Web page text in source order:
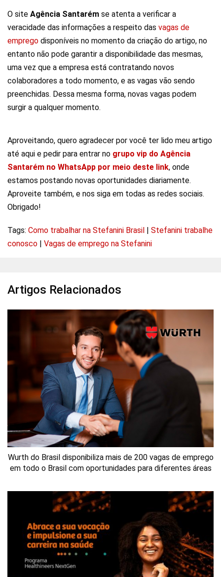
O site Agência Santarém se atenta a verificar a
veracidade das informações a respeito das vagas de
emprego disponíveis no momento da criação do artigo, no
entanto não pode garantir a disponibilidade das mesmas,
uma vez que a empresa está contratando novos
colaboradores a todo momento, e as vagas vão sendo
preenchidas. Dessa mesma forma, novas vagas podem
surgir a qualquer momento.
Aproveitando, quero agradecer por você ter lido meu artigo
até aqui e pedir para entrar no grupo vip do Agência
Santarém no WhatsApp por meio deste link, onde
estamos postando novas oportunidades diariamente.
Aproveite também, e nos siga em todas as redes sociais.
Obrigado!
Tags: Como trabalhar na Stefanini Brasil | Stefanini trabalhe
conosco | Vagas de emprego na Stefanini
Artigos Relacionados
Wurth do Brasil disponibiliza mais de 200 vagas de emprego
em todo o Brasil com oportunidades para diferentes áreas